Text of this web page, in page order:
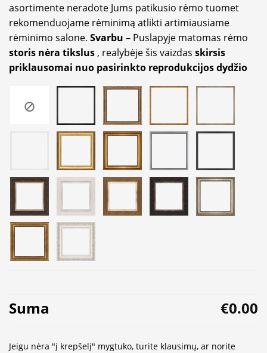
asortimente neradote Jums patikusio rėmo tuomet
rekomenduojame rėminimą atlikti artimiausiame
rėminimo salone. Svarbu – Puslapyje matomas rėmo
storis nėra tikslus , realybėje šis vaizdas skirsis
priklausomai nuo pasirinkto reprodukcijos dydžio
Suma €0.00
Jeigu nėra "į krepšelį" mygtuko, turite klausimų, ar norite